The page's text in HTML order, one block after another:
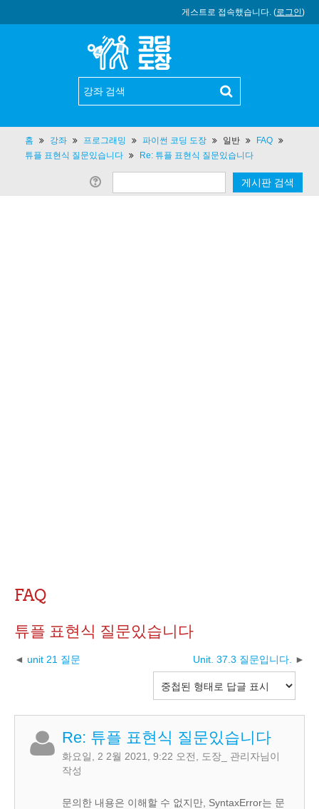
게스트로 접속했습니다. (로그인)
홈 강좌 프로그래밍 파이썬 코딩 도장 일반
FAQ
튜플 표현식 질문있습니다
Re: 튜플 표현식 질문있습니다
FAQ
튜플 표현식 질문있습니다
unit 21 질문 Unit. 37.3 질문입니다.
Re: 튜플 표현식 질문있습니다
화요일, 2 2월 2021, 9:22 오전 도장_ 관리자님이
작성
문의한 내용은 이해할 수 없지만, SyntaxError는 문